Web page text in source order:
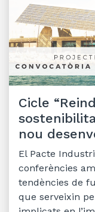
Cicle
nou
El Pacte
conferències
tendències de
que serveixin